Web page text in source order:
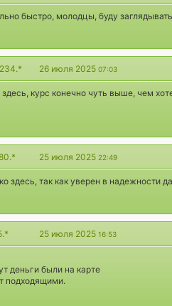
быстро, молодцы, буду
26 июля 2025 07:03
курс конечно чуть выше, чем
25 июля 2025 22:49
здесь, так как уверен в надежности
25 июля 2025 16:53
деньги были на карте
подходящими.